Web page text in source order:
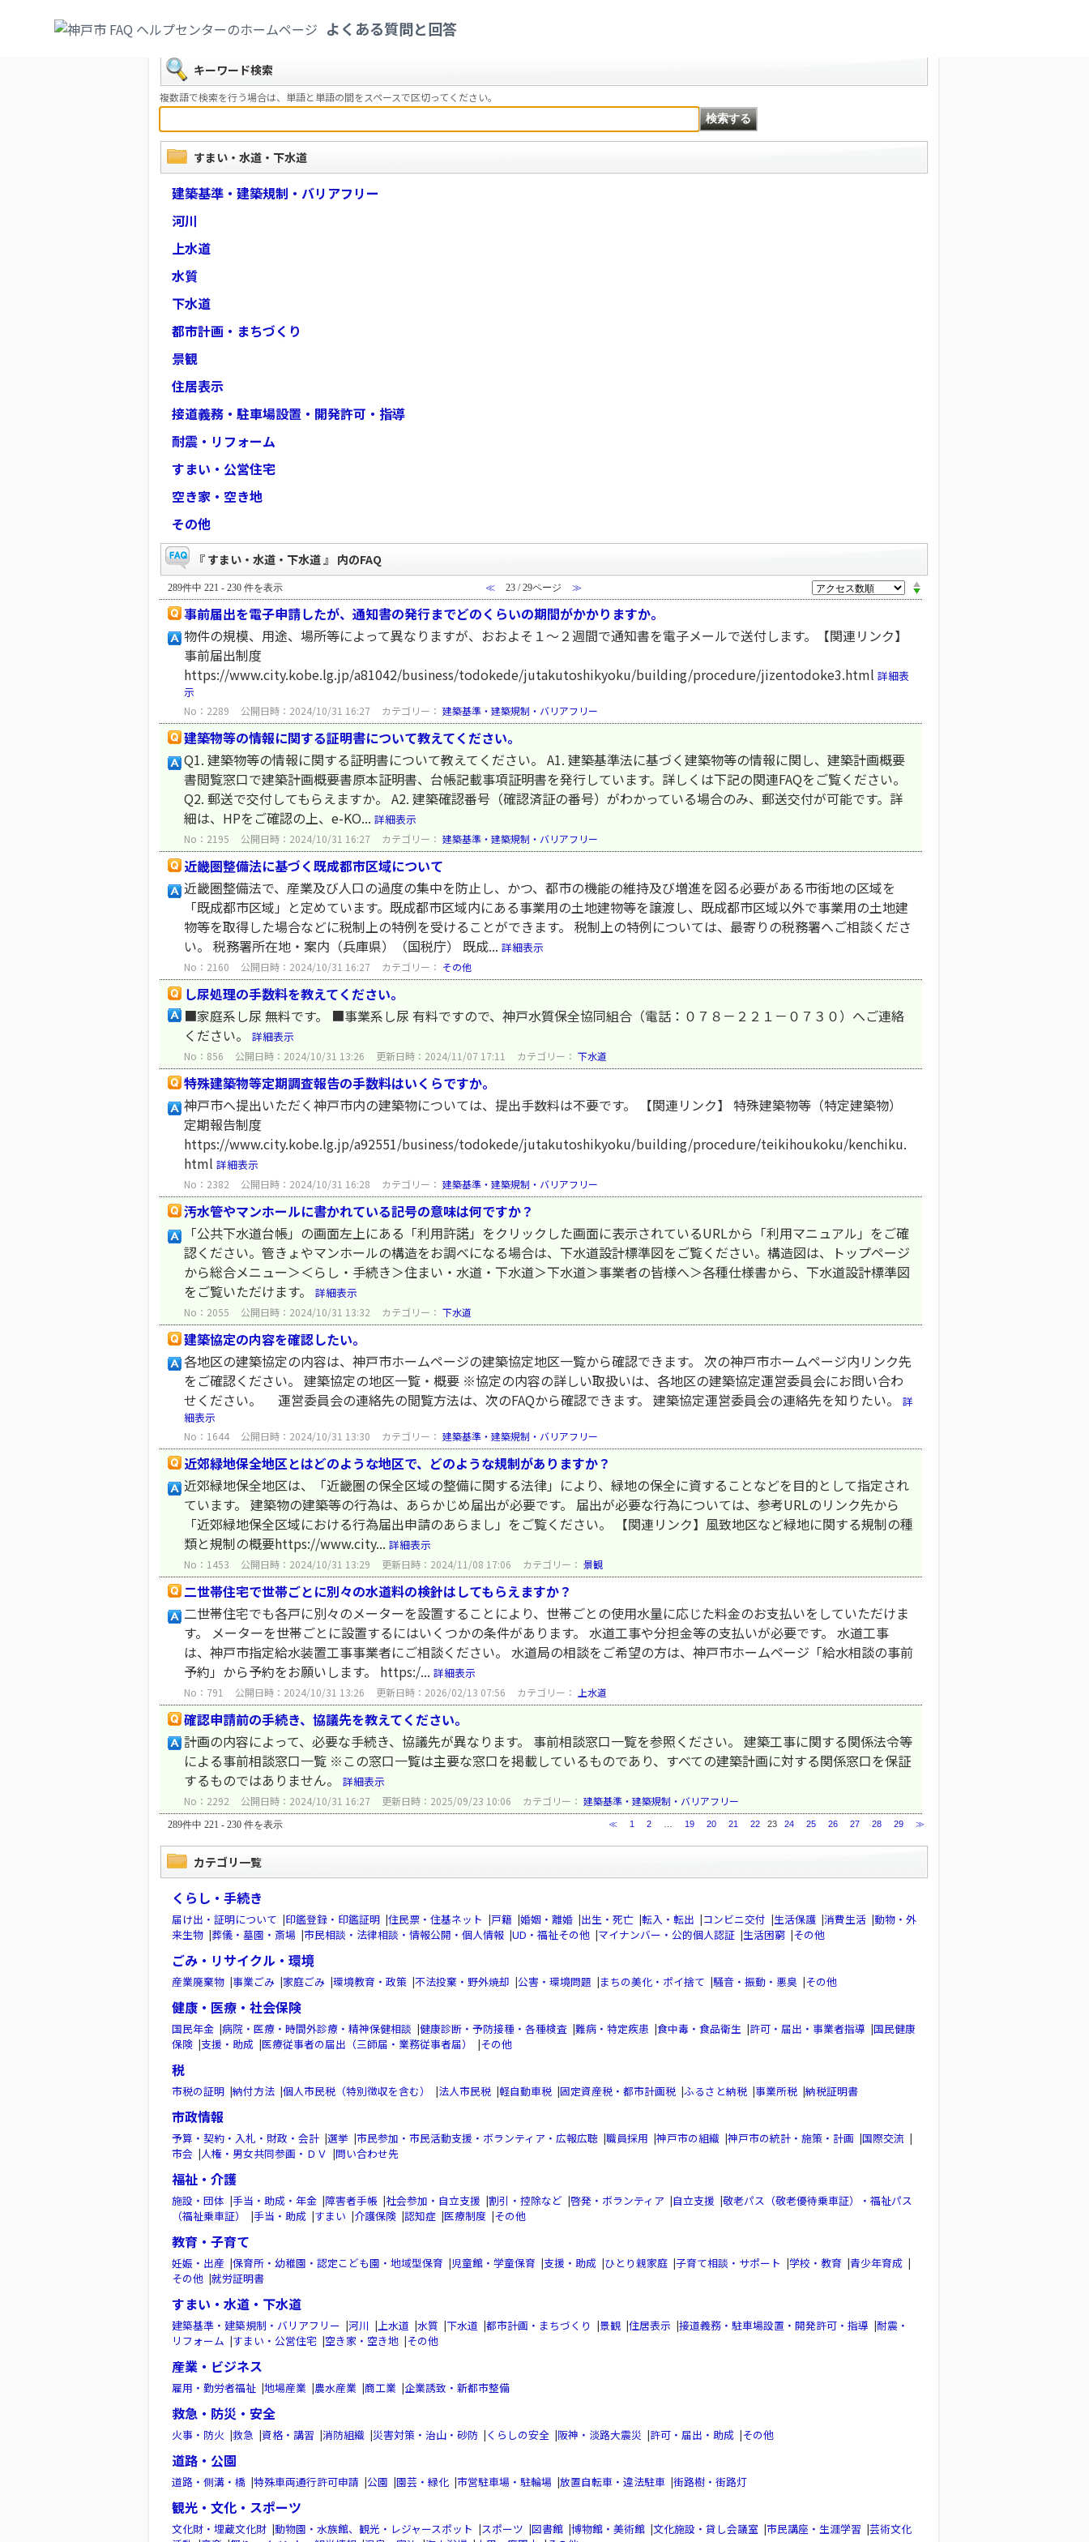
よくある質問と回答
戻る
キーワード検索
複数語で検索を行う場合は、単語と単語の間をスペースで区切ってください。
すまい・水道・下水道
建築基準・建築規制・バリアフリー
河川
上水道
水質
下水道
都市計画・まちづくり
景観
住居表示
接道義務・駐車場設置・開発許可・指導
耐震・リフォーム
すまい・公営住宅
空き家・空き地
その他
『 すまい・水道・下水道 』 内のFAQ
289件中 221 - 230 件を表示 ≪ 23 / 29ページ ≫
事前届出を電子申請したが、通知書の発行までどのくらいの期間がかかりますか。
物件の規模、用途、場所等によって異なりますが、おおよそ１～２週間で通知書を電子メールで送付します。【関連リンク】
事前届出制度
https://www.city.kobe.lg.jp/a81042/business/todokede/jutakutoshikyoku/building/procedure/jizentodoke3.html 詳細表
示
No：2289 公開日時：2024/10/31 16:27 カテゴリー： 建築基準・建築規制・バリアフリー
建築物等の情報に関する証明書について教えてください。
Q1. 建築物等の情報に関する証明書について教えてください。 A1. 建築基準法に基づく建築物等の情報に関し、建築計画概要
書閲覧窓口で建築計画概要書原本証明書、台帳記載事項証明書を発行しています。詳しくは下記の関連FAQをご覧ください。
Q2. 郵送で交付してもらえますか。 A2. 建築確認番号（確認済証の番号）がわかっている場合のみ、郵送交付が可能です。詳
細は、HPをご確認の上、e-KO... 詳細表示
No：2195 公開日時：2024/10/31 16:27 カテゴリー： 建築基準・建築規制・バリアフリー
近畿圏整備法に基づく既成都市区域について
近畿圏整備法で、産業及び人口の過度の集中を防止し、かつ、都市の機能の維持及び増進を図る必要がある市街地の区域を
「既成都市区域」と定めています。既成都市区域内にある事業用の土地建物等を譲渡し、既成都市区域以外で事業用の土地建
物等を取得した場合などに税制上の特例を受けることができます。 税制上の特例については、最寄りの税務署へご相談くださ
い。 税務署所在地・案内（兵庫県）（国税庁） 既成... 詳細表示
No：2160 公開日時：2024/10/31 16:27 カテゴリー： その他
し尿処理の手数料を教えてください。
■家庭系し尿 無料です。 ■事業系し尿 有料ですので、神戸水質保全協同組合（電話：０７８－２２１－０７３０）へご連絡
ください。
詳細表示
No：856 公開日時：2024/10/31 13:26 更新日時：2024/11/07 17:11 カテゴリー： 下水道
特殊建築物等定期調査報告の手数料はいくらですか。
神戸市へ提出いただく神戸市内の建築物については、提出手数料は不要です。 【関連リンク】 特殊建築物等（特定建築物）
定期報告制度
https://www.city.kobe.lg.jp/a92551/business/todokede/jutakutoshikyoku/building/procedure/teikihoukoku/kenchiku.
html 詳細表示
No：2382 公開日時：2024/10/31 16:28 カテゴリー： 建築基準・建築規制・バリアフリー
汚水管やマンホールに書かれている記号の意味は何ですか？
「公共下水道台帳」の画面左上にある「利用許諾」をクリックした画面に表示されているURLから「利用マニュアル」をご確
認ください。管きょやマンホールの構造をお調べになる場合は、下水道設計標準図をご覧ください。構造図は、トップページ
から総合メニュー＞＜らし・手続き＞住まい・水道・下水道＞下水道＞事業者の皆様へ＞各種仕様書から、下水道設計標準図
をご覧いただけます。
詳細表示
No：2055 公開日時：2024/10/31 13:32 カテゴリー： 下水道
建築協定の内容を確認したい。
各地区の建築協定の内容は、神戸市ホームページの建築協定地区一覧から確認できます。 次の神戸市ホームページ内リンク先
をご確認ください。 建築協定の地区一覧・概要 ※協定の内容の詳しい取扱いは、各地区の建築協定運営委員会にお問い合わ
せください。 運営委員会の連絡先の閲覧方法は、次のFAQから確認できます。 建築協定運営委員会の連絡先を知りたい。
詳
細表示
No：1644 公開日時：2024/10/31 13:30 カテゴリー： 建築基準・建築規制・バリアフリー
近郊緑地保全地区とはどのような地区で、どのような規制がありますか？
近郊緑地保全地区は、「近畿圏の保全区域の整備に関する法律」により、緑地の保全に資することなどを目的として指定され
ています。 建築物の建築等の行為は、あらかじめ届出が必要です。 届出が必要な行為については、参考URLのリンク先から
「近郊緑地保全区域における行為届出申請のあらまし」をご覧ください。 【関連リンク】風致地区など緑地に関する規制の種
類と規制の概要https://www.city... 詳細表示
No：1453 公開日時：2024/10/31 13:29 更新日時：2024/11/08 17:06 カテゴリー： 景観
二世帯住宅で世帯ごとに別々の水道料の検針はしてもらえますか？
二世帯住宅でも各戸に別々のメーターを設置することにより、世帯ごとの使用水量に応じた料金のお支払いをしていただけま
す。 メーターを世帯ごとに設置するにはいくつかの条件があります。 水道工事や分担金等の支払いが必要です。 水道工事
は、神戸市指定給水装置工事事業者にご相談ください。 水道局の相談をご希望の方は、神戸市ホームページ「給水相談の事前
予約」から予約をお願いします。 https:/... 詳細表示
No：791 公開日時：2024/10/31 13:26 更新日時：2026/02/13 07:56 カテゴリー： 上水道
確認申請前の手続き、協議先を教えてください。
計画の内容によって、必要な手続き、協議先が異なります。 事前相談窓口一覧を参照ください。 建築工事に関する関係法令等
による事前相談窓口一覧 ※この窓口一覧は主要な窓口を掲載しているものであり、すべての建築計画に対する関係窓口を保証
するものではありません。
詳細表示
No：2292 公開日時：2024/10/31 16:27 更新日時：2025/09/23 10:06 カテゴリー： 建築基準・建築規制・バリアフリー
289件中 221 - 230 件を表示 ≪ 1 2 19 20 21 22 23 24 25 26 27 28 29 ≫
カテゴリ一覧
くらし・手続き
届け出・証明について |印鑑登録・印鑑証明 |住民票・住基ネット |戸籍 |婚姻・離婚 |出生・死亡 |転入・転出 |コンビニ交付 |生活保護 |消費生活 |動物・外
来生物 |葬儀・墓園・斎場 |市民相談・法律相談・情報公開・個人情報 |UD・福祉その他 |マイナンバー・公的個人認証 |生活困窮 |その他
ごみ・リサイクル・環境
産業廃棄物 |事業ごみ |家庭ごみ |環境教育・政策 |不法投棄・野外焼却 |公害・環境問題 |まちの美化・ポイ捨て |騒音・振動・悪臭 |その他
健康・医療・社会保険
国民年金 |病院・医療・時間外診療・精神保健相談 |健康診断・予防接種・各種検査 |難病・特定疾患 |食中毒・食品衛生 |許可・届出・事業者指導 |国民健康
保険 |支援・助成 |医療従事者の届出（三師届・業務従事者届） |その他
税
市税の証明 |納付方法 |個人市民税（特別徴収を含む） |法人市民税 |軽自動車税 |固定資産税・都市計画税 |ふるさと納税 |事業所税 |納税証明書
市政情報
予算・契約・入札・財政・会計 |選挙 |市民参加・市民活動支援・ボランティア・広報広聴 |職員採用 |神戸市の組織 |神戸市の統計・施策・計画 |国際交流 |
市会 |人権・男女共同参画・ＤＶ |問い合わせ先
福祉・介護
施設・団体 |手当・助成・年金 |障害者手帳 |社会参加・自立支援 |割引・控除など |啓発・ボランティア |自立支援 |敬老パス（敬老優待乗車証）・福祉パス
（福祉乗車証）
|手当・助成 |すまい |介護保険 |認知症 |医療制度 |その他
教育・子育て
妊娠・出産 |保育所・幼稚園・認定こども園・地域型保育 |児童館・学童保育 |支援・助成 |ひとり親家庭 |子育て相談・サポート |学校・教育 |青少年育成 |
その他 |就労証明書
すまい・水道・下水道
建築基準・建築規制・バリアフリー |河川 |上水道 |水質 |下水道 |都市計画・まちづくり |景観 |住居表示 |接道義務・駐車場設置・開発許可・指導 |耐震・
リフォーム |すまい・公営住宅 |空き家・空き地 |その他
産業・ビジネス
雇用・勤労者福祉 |地場産業 |農水産業 |商工業 |企業誘致・新都市整備
救急・防災・安全
火事・防火 |救急 |資格・講習 |消防組織 |災害対策・治山・砂防 |くらしの安全 |阪神・淡路大震災 |許可・届出・助成 |その他
道路・公園
道路・側溝・橋 |特殊車両通行許可申請 |公園 |園芸・緑化 |市営駐車場・駐輪場 |放置自転車・違法駐車 |街路樹・街路灯
観光・文化・スポーツ
文化財・埋蔵文化財 |動物園・水族館、観光・レジャースポット |スポーツ |図書館 |博物館・美術館 |文化施設・貸し会議室 |市民講座・生涯学習 |芸術文化